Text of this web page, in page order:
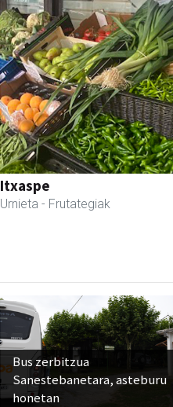
Itxaspe
Urnieta - Frutategiak
Bus zerbitzua
Sanestebanetara, asteburu
honetan